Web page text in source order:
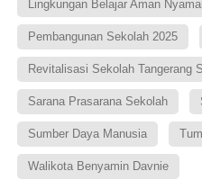
Lingkungan Belajar Aman
Pembangunan Sekolah 2025
Revitalisasi Sekolah Tangerang
Sarana Prasarana Sekolah
Sumber Daya Manusia
Walikota Benyamin Davnie